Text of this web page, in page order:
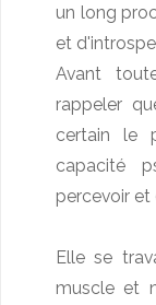
un long
et
Avant
rappeler
certain le
capacité
percevoir et
Elle se
muscle et